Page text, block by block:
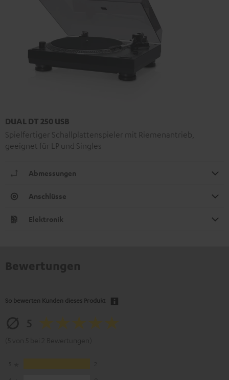
DUAL DT 250 USB
Spielfertiger Schallplattenspieler mit Riemenantrieb,
geeignet für LP und Singles
Abmessungen
Anschlüsse
Elektronik
So bewerten Kunden dieses Produkt